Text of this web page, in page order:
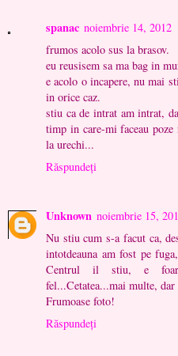
spanac noiembrie 14, 2012
frumos acolo sus la brasov.
eu reusisem sa ma bag in
e acolo o incapere, nu mai
in orice caz.
stiu ca de intrat am intrat,
timp in care-mi faceau
la urechi...
Răspundeți
Unknown noiembrie 15,
Nu stiu cum s-a facut ca,
intotdeauna am fost pe
Centrul il stiu, e
fel...Cetatea...mai multe,
Frumoase foto!
Răspundeți